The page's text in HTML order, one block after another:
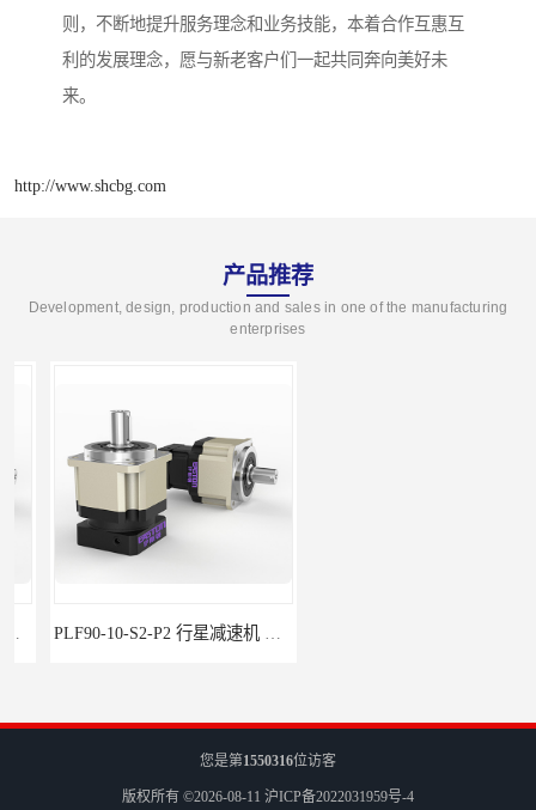
则，不断地提升服务理念和业务技能，本着合作互惠互
利的发展理念，愿与新老客户们一起共同奔向美好未
来。
http://www.shcbg.com
产品推荐
Development, design, production and sales in one of the manufacturing
enterprises
PLF90-10-S2-P2 行星减速机 伺服减速机 步进减速机
您是第1550316位访客
版权所有 ©2026-08-11 沪ICP备2022031959号-4